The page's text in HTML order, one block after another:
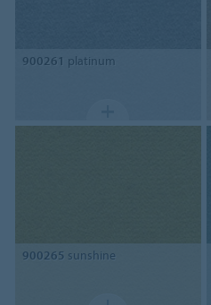
900261 platinum
900265 sunshine